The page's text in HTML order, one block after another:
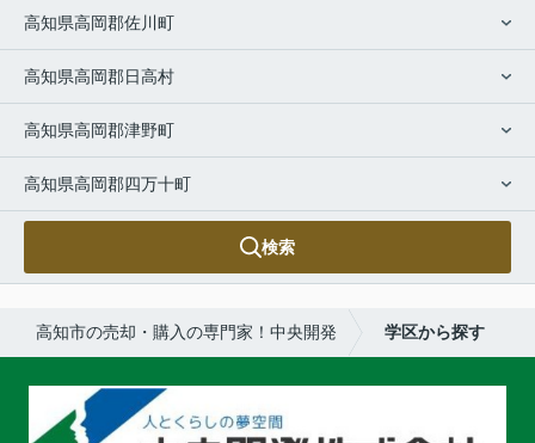
高知県高岡郡佐川町
高知県高岡郡日高村
高知県高岡郡津野町
高知県高岡郡四万十町
検索
高知市の売却・購入の専門家！中央開発 学区から探す